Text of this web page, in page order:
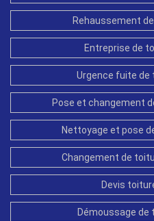
Rehaussement
Entreprise de
Urgence fuite de
Pose et changement
Nettoyage et pose
Changement de
Devis
Démoussage de